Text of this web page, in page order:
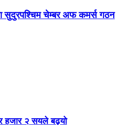
सुदुरपश्चिम चेम्बर अफ कमर्स गठन
हजार २ सयले बढ्यो